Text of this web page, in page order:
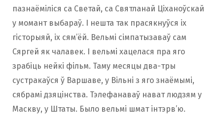
пазнаёміліся са Светай, са Святланай Ціханоўскай
у момант выбараў. І нешта так прасякнуўся іх
гісторыяй, іх сям’ёй. Вельмі сімпатызаваў сам
Сяргей як чалавек. І вельмі хацелася пра яго
зрабіць нейкі фільм. Таму месяцы два-тры
сустракаўся ў Варшаве, у Вільні з яго знаёмымі,
сябрамі дзяцінства. Тэлефанаваў нават людзям у
Маскву, у Штаты. Было вельмі шмат інтэрв’ю.